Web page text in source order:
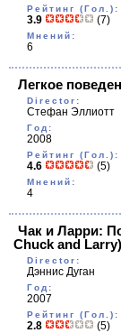
Рейтинг (Гол.):
3.9 (7)
Мнений:
6
Легкое
Director:
Стефан Эллиотт
Год:
2008
Рейтинг (Гол.):
4.6 (5)
Мнений:
4
Чак и Ларри:
Chuck and Larry)
Director:
Дэннис Дуган
Год:
2007
Рейтинг (Гол.):
2.8 (5)